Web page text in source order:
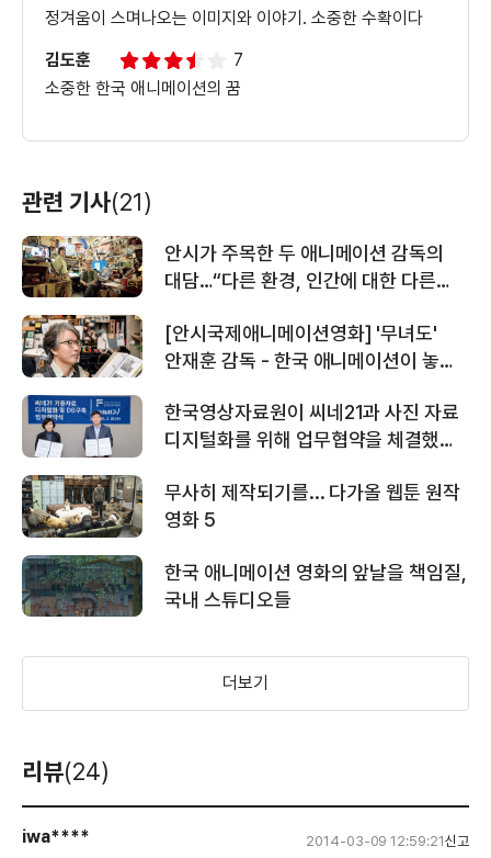
정겨움이 스며나오는 이미지와 이야기. 소중한 수확이다
김도훈
7
소중한 한국 애니메이션의 꿈
관련 기사(21)
안시가 주목한 두 애니메이션 감독의
대담…“다른 환경, 인간에 대한 다른
[안시국제애니메이션영화] '무녀도'
안재훈 감독 - 한국 애니메이션이 놓친
한국영상자료원이 씨네21과 사진 자료
디지털화를 위해 업무협약을 체결했다
무사히 제작되기를... 다가올 웹툰 원작
영화 5
한국 애니메이션 영화의 앞날을 책임질,
국내 스튜디오들
더보기
리뷰(24)
iwa**** 2014-03-09 12:59:21신고